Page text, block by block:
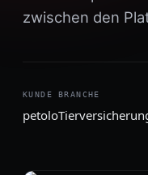
zwischen den
KUNDE
petolo
BRANCHE